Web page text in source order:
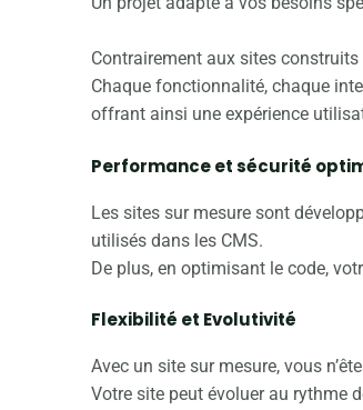
Contrairement aux sites
Chaque fonctionnalité, chaque
offrant ainsi une expérience
Performance et sécurité
Les sites sur mesure sont
utilisés dans les CMS.
De plus, en optimisant le code,
Flexibilité et Evolutivité
Avec un site sur mesure, vous
Votre site peut évoluer au rythme